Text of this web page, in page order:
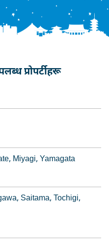
प्रोपर्टीहरू
Miyagi Yamagata
Saitama Tochigi